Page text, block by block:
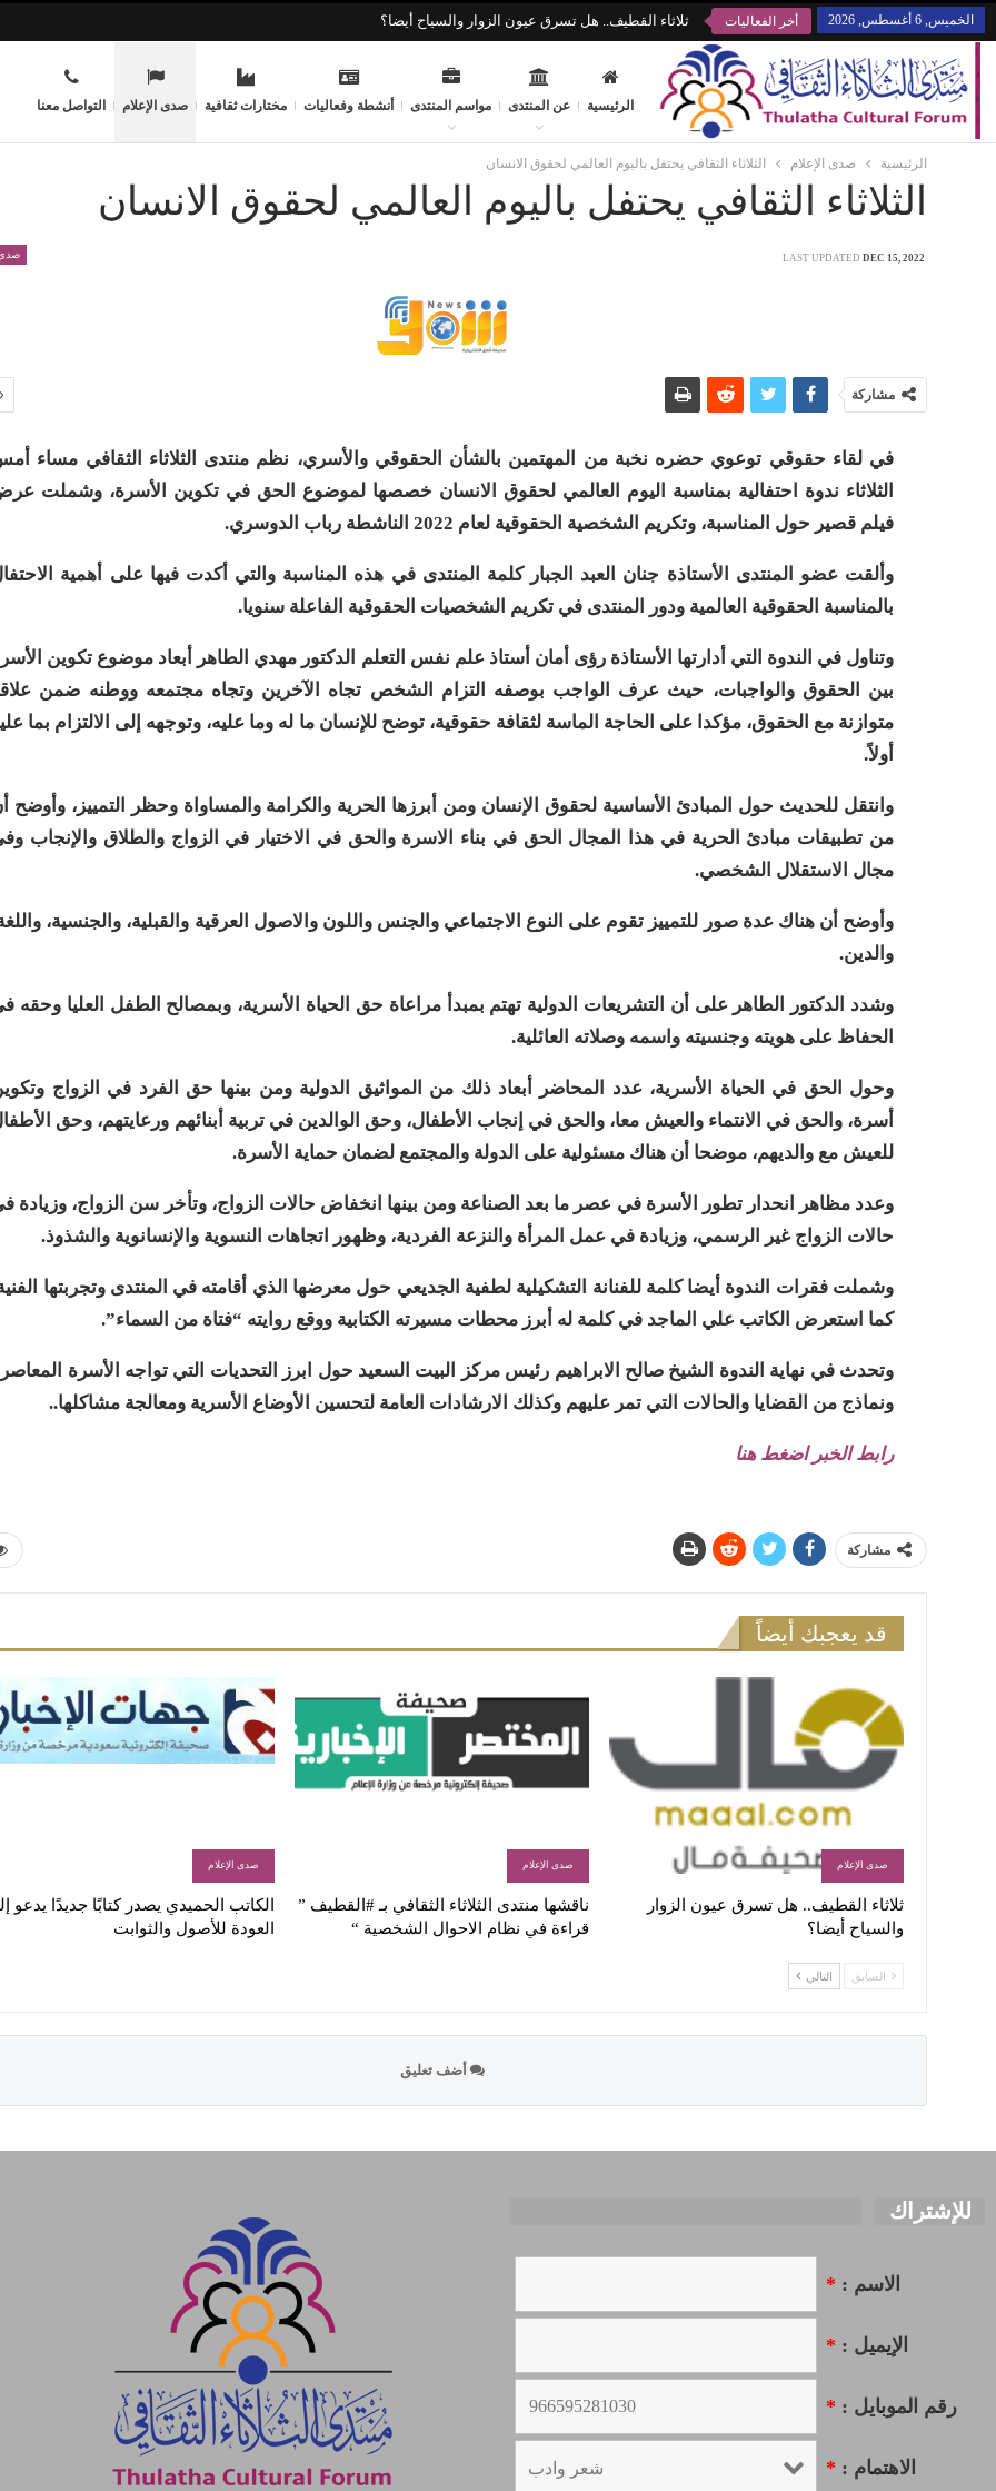
الخميس, 6 أغسطس, 2026 أخر الفعاليات ثلاثاء القطيف.. هل تسرق عيون الزوار والسياح أيضا؟
الرئيسية عن المنتدى مواسم المنتدى أنشطة وفعاليات مختارات ثقافية صدى الإعلام التواصل معنا
الرئيسية صدى الإعلام الثلاثاء الثقافي يحتفل باليوم العالمي لحقوق الانسان
الثلاثاء الثقافي يحتفل باليوم العالمي لحقوق الانسان
صدى LAST UPDATED DEC 15, 2022
مشاركة
في لقاء حقوقي توعوي حضره نخبة من المهتمين بالشأن الحقوقي والأسري، نظم منتدى الثلاثاء الثقافي مساء
الثلاثاء ندوة احتفالية بمناسبة اليوم العالمي لحقوق الانسان خصصها لموضوع الحق في تكوين الأسرة، وشملت
فيلم قصير حول المناسبة، وتكريم الشخصية الحقوقية لعام 2022 الناشطة رباب الدوسري.
وألقت عضو المنتدى الأستاذة جنان العبد الجبار كلمة المنتدى في هذه المناسبة والتي أكدت فيها على أهمية
بالمناسبة الحقوقية العالمية ودور المنتدى في تكريم الشخصيات الحقوقية الفاعلة سنويا.
وتناول في الندوة التي أدارتها الأستاذة رؤى أمان أستاذ علم نفس التعلم الدكتور مهدي الطاهر أبعاد موضوع تكوين
بين الحقوق والواجبات، حيث عرف الواجب بوصفه التزام الشخص تجاه الآخرين وتجاه مجتمعه ووطنه ضمن
متوازنة مع الحقوق، مؤكدا على الحاجة الماسة لثقافة حقوقية، توضح للإنسان ما له وما عليه، وتوجهه إلى الالتزام بما
أولاً.
وانتقل للحديث حول المبادئ الأساسية لحقوق الإنسان ومن أبرزها الحرية والكرامة والمساواة وحظر التمييز، وأوضح
من تطبيقات مبادئ الحرية في هذا المجال الحق في بناء الاسرة والحق في الاختيار في الزواج والطلاق والإنجاب
مجال الاستقلال الشخصي.
وأوضح أن هناك عدة صور للتمييز تقوم على النوع الاجتماعي والجنس واللون والاصول العرقية والقبلية، والجنسية،
والدين.
وشدد الدكتور الطاهر على أن التشريعات الدولية تهتم بمبدأ مراعاة حق الحياة الأسرية، وبمصالح الطفل العليا وحقه
الحفاظ على هويته وجنسيته واسمه وصلاته العائلية.
وحول الحق في الحياة الأسرية، عدد المحاضر أبعاد ذلك من المواثيق الدولية ومن بينها حق الفرد في الزواج
أسرة، والحق في الانتماء والعيش معا، والحق في إنجاب الأطفال، وحق الوالدين في تربية أبنائهم ورعايتهم، وحق
للعيش مع والديهم، موضحا أن هناك مسئولية على الدولة والمجتمع لضمان حماية الأسرة.
وعدد مظاهر انحدار تطور الأسرة في عصر ما بعد الصناعة ومن بينها انخفاض حالات الزواج، وتأخر سن الزواج، وزيادة
حالات الزواج غير الرسمي، وزيادة في عمل المرأة والنزعة الفردية، وظهور اتجاهات النسوية والإنسانوية والشذوذ.
وشملت فقرات الندوة أيضا كلمة للفنانة التشكيلية لطفية الجديعي حول معرضها الذي أقامته في المنتدى وتجربتها
كما استعرض الكاتب علي الماجد في كلمة له أبرز محطات مسيرته الكتابية ووقع روايته “فتاة من السماء”.
وتحدث في نهاية الندوة الشيخ صالح الابراهيم رئيس مركز البيت السعيد حول ابرز التحديات التي تواجه الأسرة
ونماذج من القضايا والحالات التي تمر عليهم وكذلك الارشادات العامة لتحسين الأوضاع الأسرية ومعالجة مشاكلها..
رابط الخبر اضغط هنا
مشاركة
قد يعجبك أيضاً
صدى الإعلام
ثلاثاء القطيف.. هل تسرق عيون الزوار
والسياح أيضا؟
صدى الإعلام
ناقشها منتدى الثلاثاء الثقافي بـ #القطيف ”
قراءة في نظام الاحوال الشخصية “
صدى الإعلام
الكاتب الحميدي يصدر كتابًا جديدًا يدعو
العودة للأصول والثوابت
السابق التالي
أضف تعليق
للإشتراك
الاسم : *
الإيميل : *
رقم الموبايل : *
الاهتمام : *